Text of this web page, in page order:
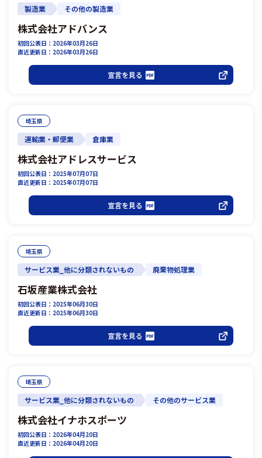
製造業 その他の製造業
株式会社アドバンス
初回公表日：2026年03月26日
直近更新日：2026年03月26日
宣言を見る
埼玉県
運輸業・郵便業 倉庫業
株式会社アドレスサービス
初回公表日：2025年07月07日
直近更新日：2025年07月07日
宣言を見る
埼玉県
サービス業_他に分類されないもの 廃棄物処理業
石坂産業株式会社
初回公表日：2025年06月30日
直近更新日：2025年06月30日
宣言を見る
埼玉県
サービス業_他に分類されないもの その他のサービス業
株式会社イナホスポーツ
初回公表日：2026年04月20日
直近更新日：2026年04月20日